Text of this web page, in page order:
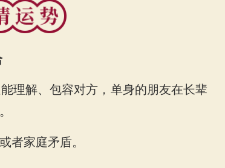
理解、包容对方，单身的朋友在长辈
者家庭矛盾。